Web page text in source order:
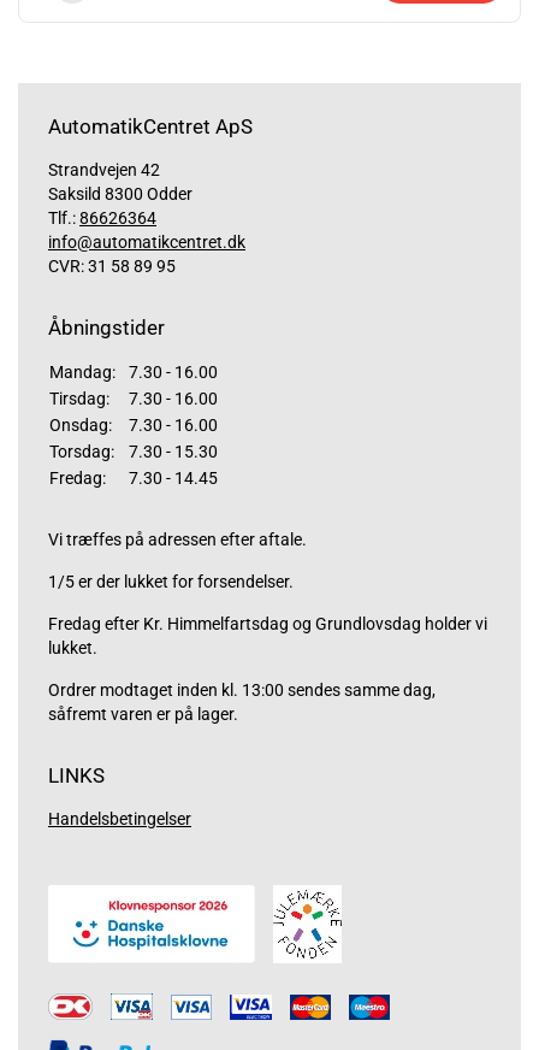
AutomatikCentret ApS
Strandvejen 42
Saksild 8300 Odder
Tlf.:86626364
info@automatikcentret.dk
CVR: 31 58 89 95
Åbningstider
Mandag:
7.30 - 16.00
Tirsdag:
7.30 - 16.00
Onsdag:
7.30 - 16.00
Torsdag:
7.30 - 15.30
Fredag:
7.30 - 14.45
Vi træffes på adressen efter aftale.
1/5 er der lukket for forsendelser.
Fredag efter Kr. Himmelfartsdag og Grundlovsdag holder vi
lukket.
Ordrer modtaget inden kl. 13:00 sendes samme dag,
såfremt varen er på lager.
LINKS
Handelsbetingelser